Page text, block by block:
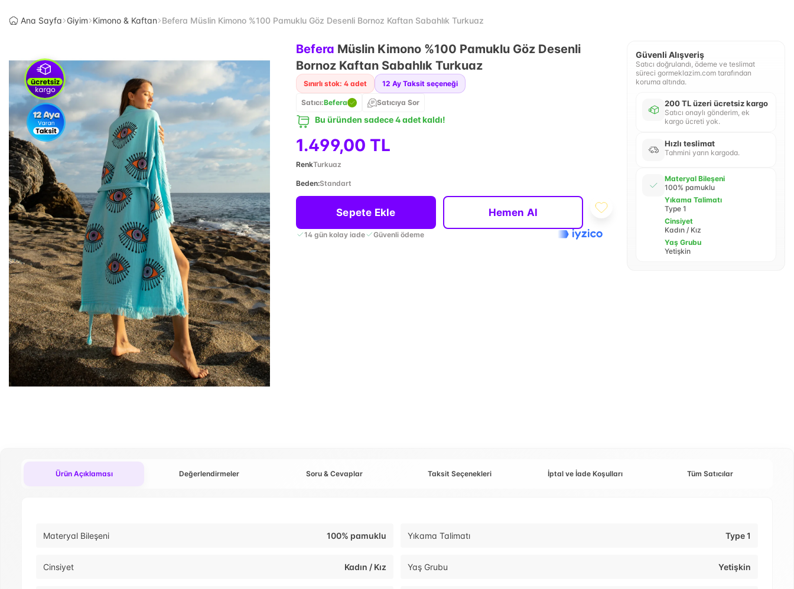
Ana Sayfa Giyim Kimono & Kaftan Befera Müslin Kimono %100 Pamuklu Göz Desenli Bornoz Kaftan Sabahlık Turkuaz
Befera Müslin Kimono %100 Pamuklu Göz Desenli
Bornoz Kaftan Sabahlık Turkuaz
Sınırlı stok: 4 adet 12 Ay Taksit seçeneği
Satıcı:Befera Satıcıya Sor
Bu üründen sadece 4 adet kaldı!
1.499,00 TL
RenkTurkuaz
Beden:Standart
Sepete Ekle Hemen Al
14 gün kolay iade Güvenli ödeme
Güvenli Alışveriş
Satıcı doğrulandı, ödeme ve teslimat
süreci gormeklazim.com tarafından
koruma altında.
200 TL üzeri ücretsiz kargo
Satıcı onaylı gönderim, ek
kargo ücreti yok.
Hızlı teslimat
Tahmini yarın kargoda.
Materyal Bileşeni
100% pamuklu
Yıkama Talimatı
Type 1
Cinsiyet
Kadın / Kız
Yaş Grubu
Yetişkin
Ürün Açıklaması Değerlendirmeler Soru & Cevaplar Taksit Seçenekleri İptal ve İade Koşulları Tüm Satıcılar
Materyal Bileşeni 100% pamuklu Yıkama Talimatı Type 1
Cinsiyet Kadın / Kız Yaş Grubu Yetişkin